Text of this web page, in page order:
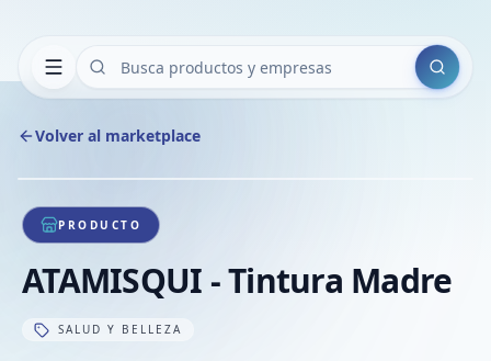
Buscar
Volver al marketplace
1/1
PRODUCTO
ATAMISQUI - Tintura Madre
SALUD Y BELLEZA